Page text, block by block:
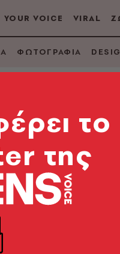
YOUR VOICE VIRAL
ΦΩΤΟΓΡΑΦΙΑ
το
της